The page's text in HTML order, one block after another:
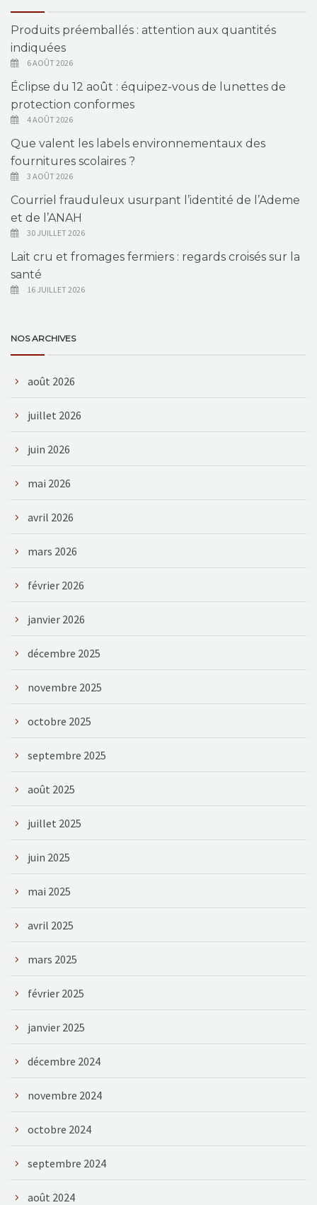
Produits préemballés : attention aux quantités
indiquées
6 AOÛT 2026
Éclipse du 12 août : équipez-vous de lunettes de
protection conformes
4 AOÛT 2026
Que valent les labels environnementaux des
fournitures scolaires ?
3 AOÛT 2026
Courriel frauduleux usurpant l’identité de l’Ademe
et de l’ANAH
30 JUILLET 2026
Lait cru et fromages fermiers : regards croisés sur la
santé
16 JUILLET 2026
NOS ARCHIVES
août 2026
juillet 2026
juin 2026
mai 2026
avril 2026
mars 2026
février 2026
janvier 2026
décembre 2025
novembre 2025
octobre 2025
septembre 2025
août 2025
juillet 2025
juin 2025
mai 2025
avril 2025
mars 2025
février 2025
janvier 2025
décembre 2024
novembre 2024
octobre 2024
septembre 2024
août 2024